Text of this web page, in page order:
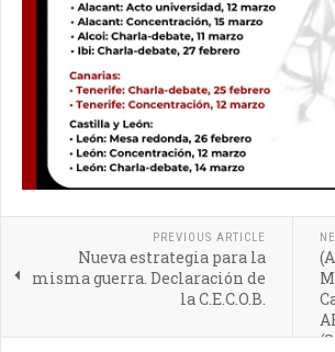
PREVIOUS ARTICLE
Nueva estrategia para la
misma guerra. Declaración de
la C.E.C.O.B.